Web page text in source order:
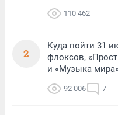
110 462
2
Куда пойти 31
флоксов,
и «Музыка
92 006 7